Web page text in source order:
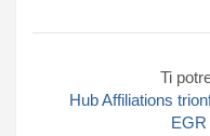
Ti
Hub Affiliations
EGR